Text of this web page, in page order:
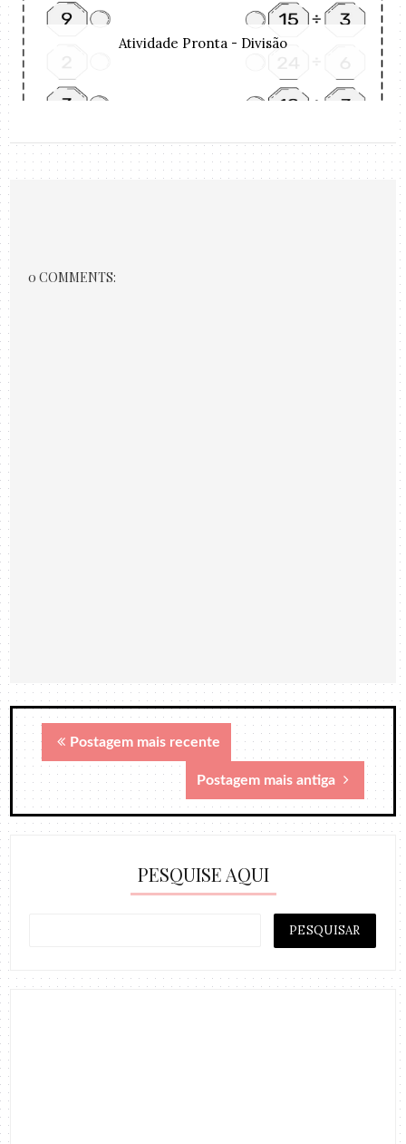
Atividade Pronta - Divisão
0 COMMENTS:
Postagem mais recente
Postagem mais antiga
PESQUISE AQUI